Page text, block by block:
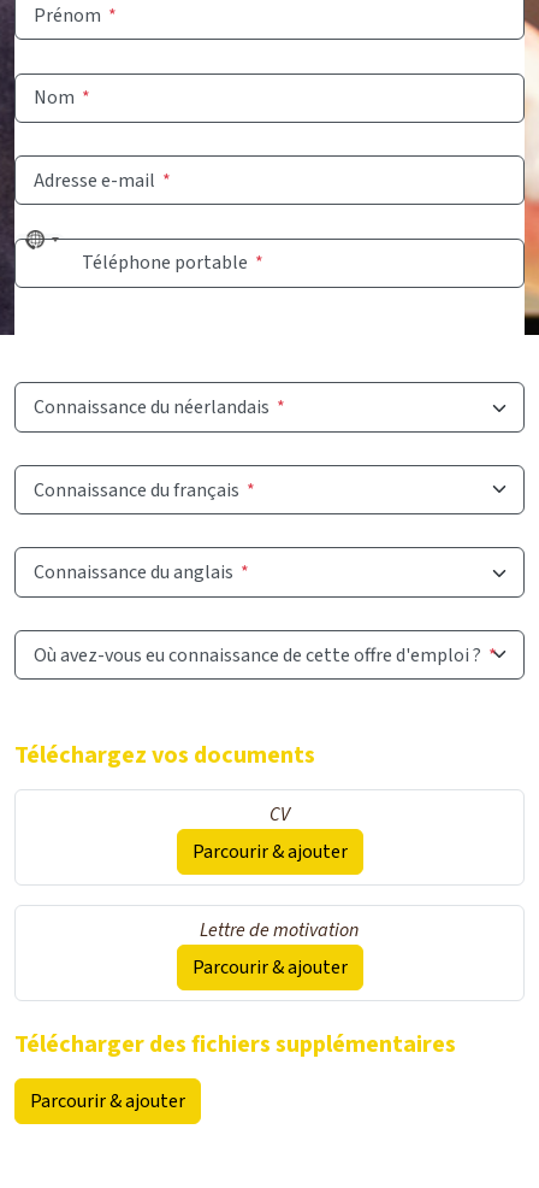
Prénom *
Nom *
Adresse e-mail *
No
countryTéléphone portable *
Connaissance du néerlandais *
Connaissance du français *
Connaissance du anglais *
Où avez-vous eu connaissance de cette offre d'emploi ? *
Téléchargez vos documents
CV
Parcourir & ajouter
Lettre de motivation
Parcourir & ajouter
Télécharger des fichiers supplémentaires
Parcourir & ajouter